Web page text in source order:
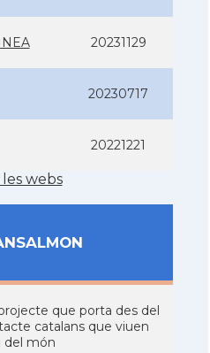
20231129
20230717
20221221
webs
que porta des del
catalans que viuen
del món